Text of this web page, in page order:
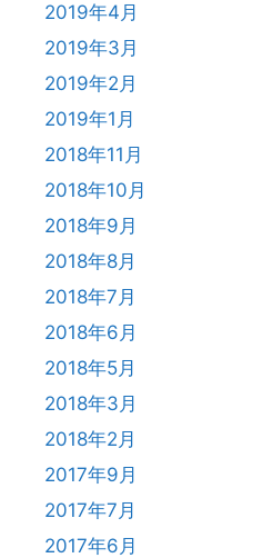
2019年4月
2019年3月
2019年2月
2019年1月
2018年11月
2018年10月
2018年9月
2018年8月
2018年7月
2018年6月
2018年5月
2018年3月
2018年2月
2017年9月
2017年7月
2017年6月